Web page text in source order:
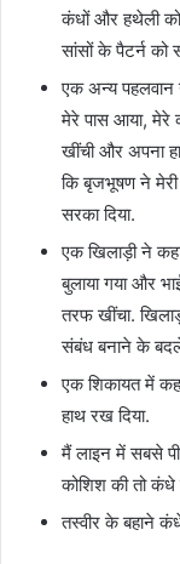
कंधों और हथेली
सांसों के पैटर्न
एक अन्य पहलवान
मेरे पास आया, मेरे
खींची और अपना
कि बृजभूषण ने
सरका दिया.
एक खिलाड़ी ने
बुलाया गया और
तरफ खींचा.
संबंध बनाने के
एक शिकायत में
हाथ रख दिया.
मैं लाइन में सबसे
कोशिश की तो कंधे
तस्वीर के बहाने